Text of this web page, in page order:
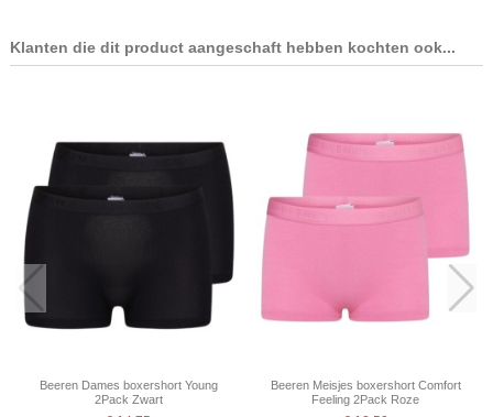
Klanten die dit product aangeschaft hebben kochten ook...
Beeren Dames boxershort Young
2Pack Zwart
Beeren Meisjes boxershort Comfort
Feeling 2Pack Roze